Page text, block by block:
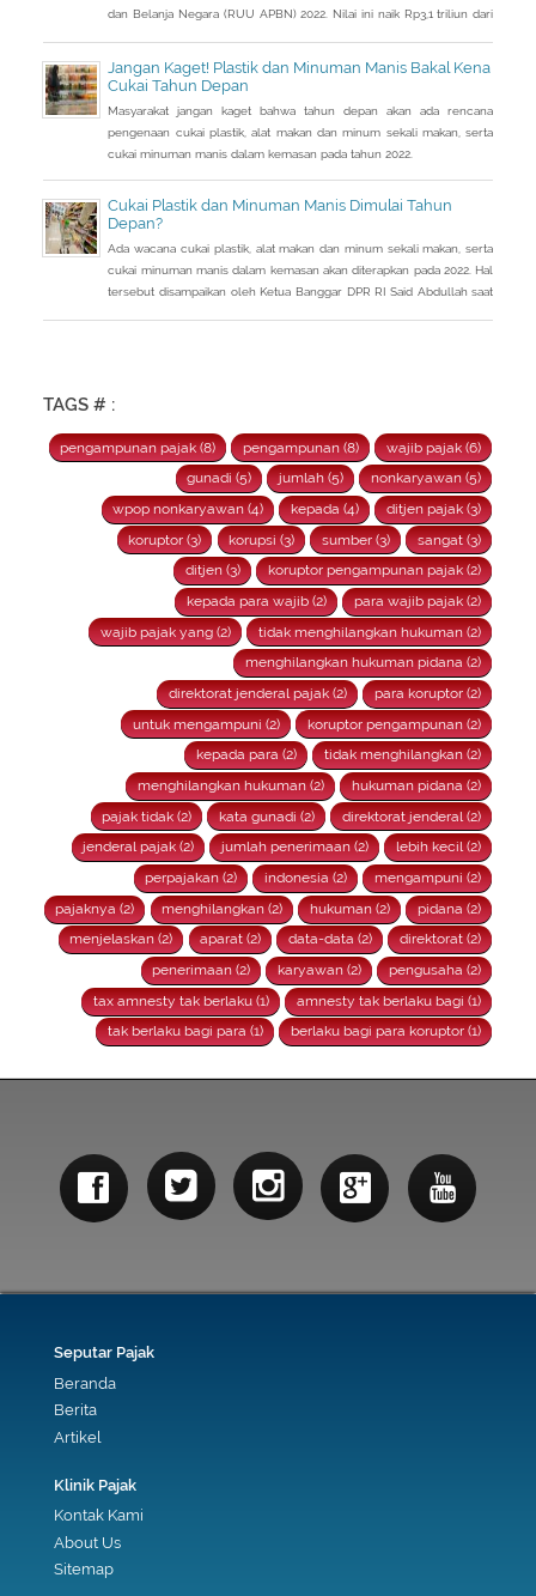
dan Belanja Negara (RUU APBN) 2022. Nilai ini naik Rp3,1 triliun dari
pada 16 Agustus 2021.
Jangan Kaget! Plastik dan Minuman Manis Bakal Kena
Cukai Tahun Depan
Masyarakat jangan kaget bahwa tahun depan akan ada rencana
pengenaan cukai plastik, alat makan dan minum sekali makan, serta
cukai minuman manis dalam kemasan pada tahun 2022.
Cukai Plastik dan Minuman Manis Dimulai Tahun
Depan?
Ada wacana cukai plastik, alat makan dan minum sekali makan, serta
cukai minuman manis dalam kemasan akan diterapkan pada 2022. Hal
tersebut disampaikan oleh Ketua Banggar DPR RI Said Abdullah saat
TAGS # :
pengampunan pajak (8) pengampunan (8)
wajib pajak (6)
gunadi (5)
jumlah (5)
nonkaryawan (5)
wpop nonkaryawan (4)
kepada (4)
ditjen pajak (3)
koruptor (3)
korupsi (3) sumber (3)
sangat (3)
ditjen (3)
koruptor pengampunan pajak (2)
kepada para wajib (2)
para wajib pajak (2)
wajib pajak yang (2)
tidak menghilangkan hukuman (2)
menghilangkan hukuman pidana (2)
direktorat jenderal pajak (2)
para koruptor (2)
untuk mengampuni (2)
koruptor pengampunan (2)
kepada para (2)
tidak menghilangkan (2)
menghilangkan hukuman (2)
hukuman pidana (2)
pajak tidak (2)
kata gunadi (2)
direktorat jenderal (2)
jenderal pajak (2)
jumlah penerimaan (2)
lebih kecil (2)
perpajakan (2)
indonesia (2)
mengampuni (2)
pajaknya (2)
menghilangkan (2) hukuman (2)
pidana (2)
menjelaskan (2)
aparat (2) data-data (2)
direktorat (2)
penerimaan (2)
karyawan (2)
pengusaha (2)
tax amnesty tak berlaku (1)
amnesty tak berlaku bagi (1)
tak berlaku bagi para (1)
berlaku bagi para koruptor (1)
Seputar Pajak
Beranda
Berita
Artikel
Klinik Pajak
Kontak Kami
About Us
Sitemap